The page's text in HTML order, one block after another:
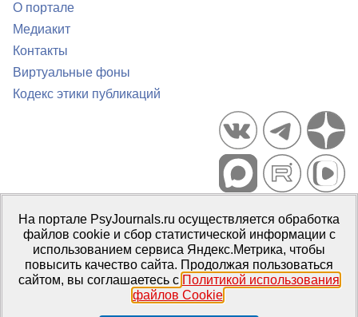
О портале
Медиакит
Контакты
Виртуальные фоны
Кодекс этики публикаций
Портал психологических изданий PsyJournals.ru, 2007–2026
Правила использования материалов
Свидетельство регистрации СМИЭл № ФС77-66447 от 14 июля
2016 г.
Издатель: ФГБОУ ВО МГППУ
На портале PsyJournals.ru осуществляется обработка
файлов cookie и сбор статистической информации с
использованием сервиса Яндекс.Метрика, чтобы
повысить качество сайта. Продолжая пользоваться
сайтом, вы соглашаетесь с Политикой использования
файлов Cookie.